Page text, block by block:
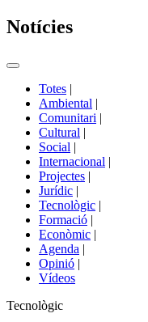
Notícies
Commutador
portals
Totes |
Ambiental |
Comunitari |
Cultural |
Social |
Internacional |
Projectes |
Jurídic |
Tecnològic |
Formació |
Econòmic |
Agenda |
Opinió |
Vídeos
Àmbit
Tecnològic